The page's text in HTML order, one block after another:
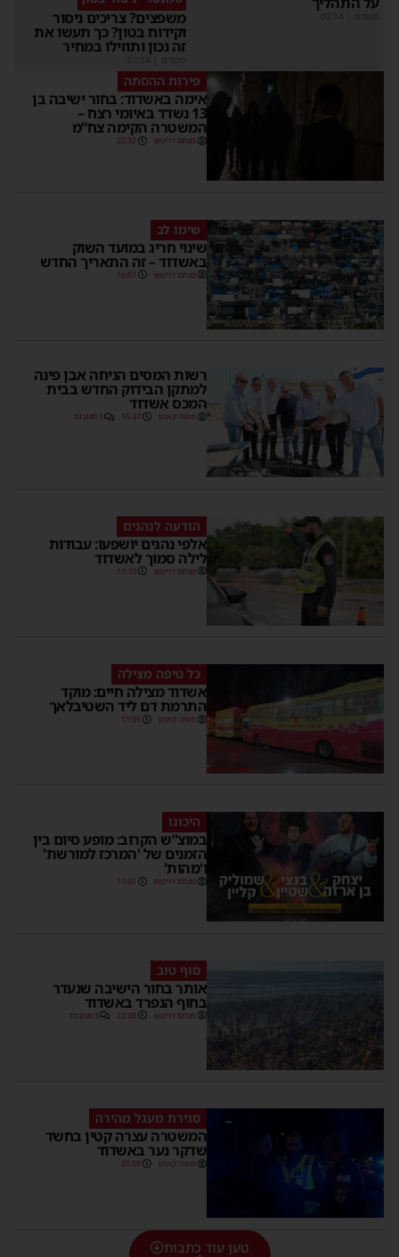
מקודם משפצים? צריכים ניסור
וקידוח בטון? כך תעשו את
זה נכון ותוזילו במחיר
מקודם
פירות ההסתה
אימה באשדוד: בחור ישיבה בן
13 נשדד באיומי רצח –
המשטרה הקימה צח”מ
מנחם דויטש 22:32
שימו לב
שינוי חריג במועד השוק
באשדוד – זה התאריך החדש
מנחם דויטש 16:07
רשות המסים הניחה אבן פינה
למתקן הבידוק החדש בבית
המכס אשדוד
משה קאהן 15:37 1 תגובות
הודעה לנהגים
אלפי נהגים יושפעו: עבודות
לילה סמוך לאשדוד
מנחם דויטש 11:10
כל טיפה מצילה
אשדוד מצילה חיים: מוקד
התרמת דם ליד השטיבלאך
משה קאהן 11:05
היכונו
במוצ”ש הקרוב: מופע סיום בין
הזמנים של 'המרכז למורשת'
ו'מהות'
מנחם דויטש 11:01
סוף טוב
אותר בחור הישיבה שנעדר
בחוף הנפרד באשדוד
מנחם דויטש 22:08 3 תגובות
סגירת מעגל מהירה
המשטרה עצרה קטין בחשד
שדקר נער באשדוד
משה קאהן 21:59
טען עוד כתבות